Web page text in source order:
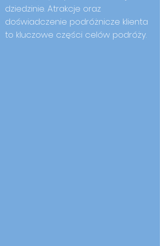
dziedzinie. Atrakcje oraz
doświadczenie podróżnicze klienta
to kluczowe części celów podróży.